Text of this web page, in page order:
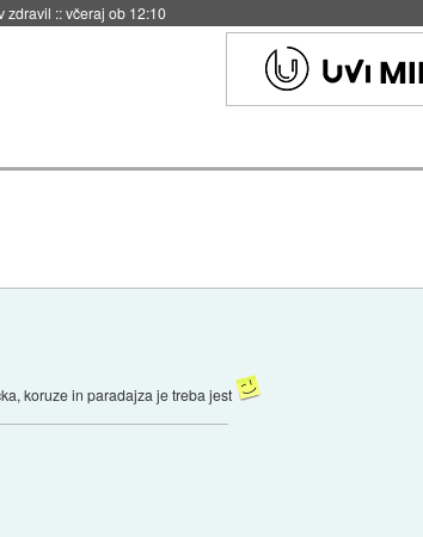
dve leti::včeraj ob 11:37
koruze in paradajza je treba jest